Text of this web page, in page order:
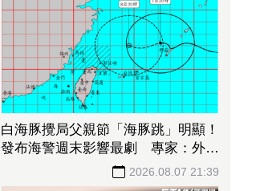
白海豚攪局父親節「海豚跳」明顯！
發布海警週末影響最劇 專家：外圍
2026.08.07 21:39